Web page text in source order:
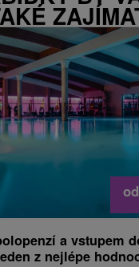
od
a vstupem
z nejlépe